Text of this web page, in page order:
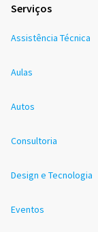
Serviços
Assistência Técnica
Aulas
Autos
Consultoria
Design e Tecnologia
Eventos